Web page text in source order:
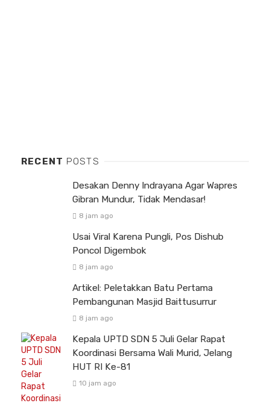
RECENT POSTS
Desakan Denny Indrayana Agar Wapres
Gibran Mundur, Tidak Mendasar!
8 jam ago
Usai Viral Karena Pungli, Pos Dishub
Poncol Digembok
8 jam ago
Artikel: Peletakkan Batu Pertama
Pembangunan Masjid Baittusurrur
8 jam ago
Kepala UPTD SDN 5 Juli Gelar Rapat
Koordinasi Bersama Wali Murid, Jelang
HUT RI Ke-81
10 jam ago